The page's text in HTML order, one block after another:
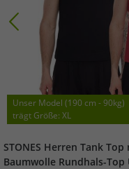
Unser Model (190 cm - 90kg)
trägt Größe: XL
STONES Herren Tank
Baumwolle Rundhals-